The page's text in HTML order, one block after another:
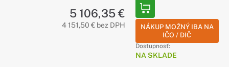
5 106,35 €
4 151,50 € bez DPH
NÁKUP MOŽNÝ IBA NA
IČO / DIČ
Dostupnosť:
NA SKLADE